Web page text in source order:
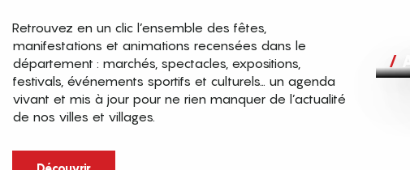
Retrouvez en un clic l’ensemble des fêtes,
manifestations et animations recensées dans le
département : marchés, spectacles, expositions,
festivals, événements sportifs et culturels… un agenda
vivant et mis à jour pour ne rien manquer de l’actualité
de nos villes et villages.